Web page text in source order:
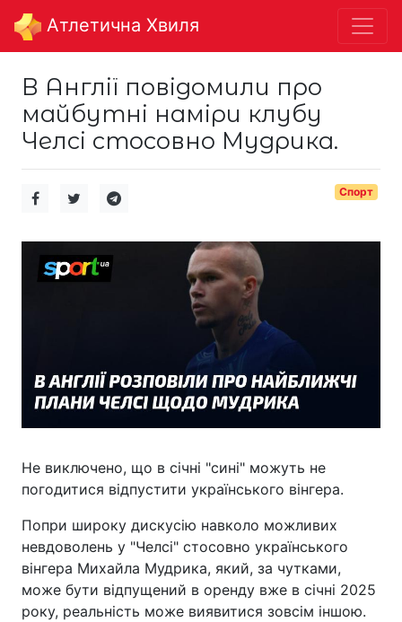
Aтлетична Хвиля
В Англії повідомили про
майбутні наміри клубу
Челсі стосовно Мудрика.
Спорт
Не виключено, що в січні "сині" можуть не
погодитися відпустити українського вінгера.
Попри широку дискусію навколо можливих
невдоволень у "Челсі" стосовно українського
вінгера Михайла Мудрика, який, за чутками,
може бути відпущений в оренду вже в січні 2025
року, реальність може виявитися зовсім іншою.